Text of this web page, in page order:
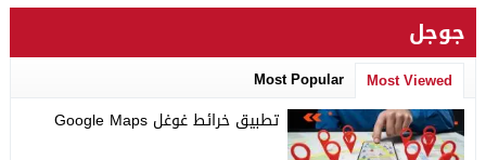
جوجل
Most Viewed
Most Popular
تطبيق خرائط غوغل Google Maps